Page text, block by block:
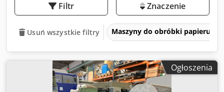
Filtr Znaczenie
Usuń wszystkie filtry Maszyny do obróbki papieru,
Ogłoszenia